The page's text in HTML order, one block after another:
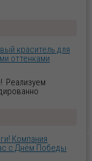
реагенты
«под к